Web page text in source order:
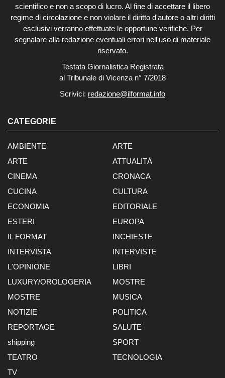
scientifico e non a scopo di lucro. Al fine di accettare il libero
regime di circolazione e non violare il diritto d'autore o altri diritti
esclusivi verranno effettuate le opportune verifiche. Per
segnalare alla redazione eventuali errori nell'uso di materiale
riservato.
Testata Giornalistica Registrata
al Tribunale di Vicenza n° 7/2018
Scrivici: redazione@ilformat.info
CATEGORIE
AMBIENTE
ARTE
ARTE
ATTUALITÀ
CINEMA
CRONACA
CUCINA
CULTURA
ECONOMIA
EDITORIALE
ESTERI
EUROPA
IL FORMAT
INCHIESTE
INTERVISTA
INTERVISTE
L'OPINIONE
LIBRI
LUXURY/OROLOGERIA
MOSTRE
MOSTRE
MUSICA
NOTIZIE
POLITICA
REPORTAGE
SALUTE
shipping
SPORT
TEATRO
TECNOLOGIA
TV